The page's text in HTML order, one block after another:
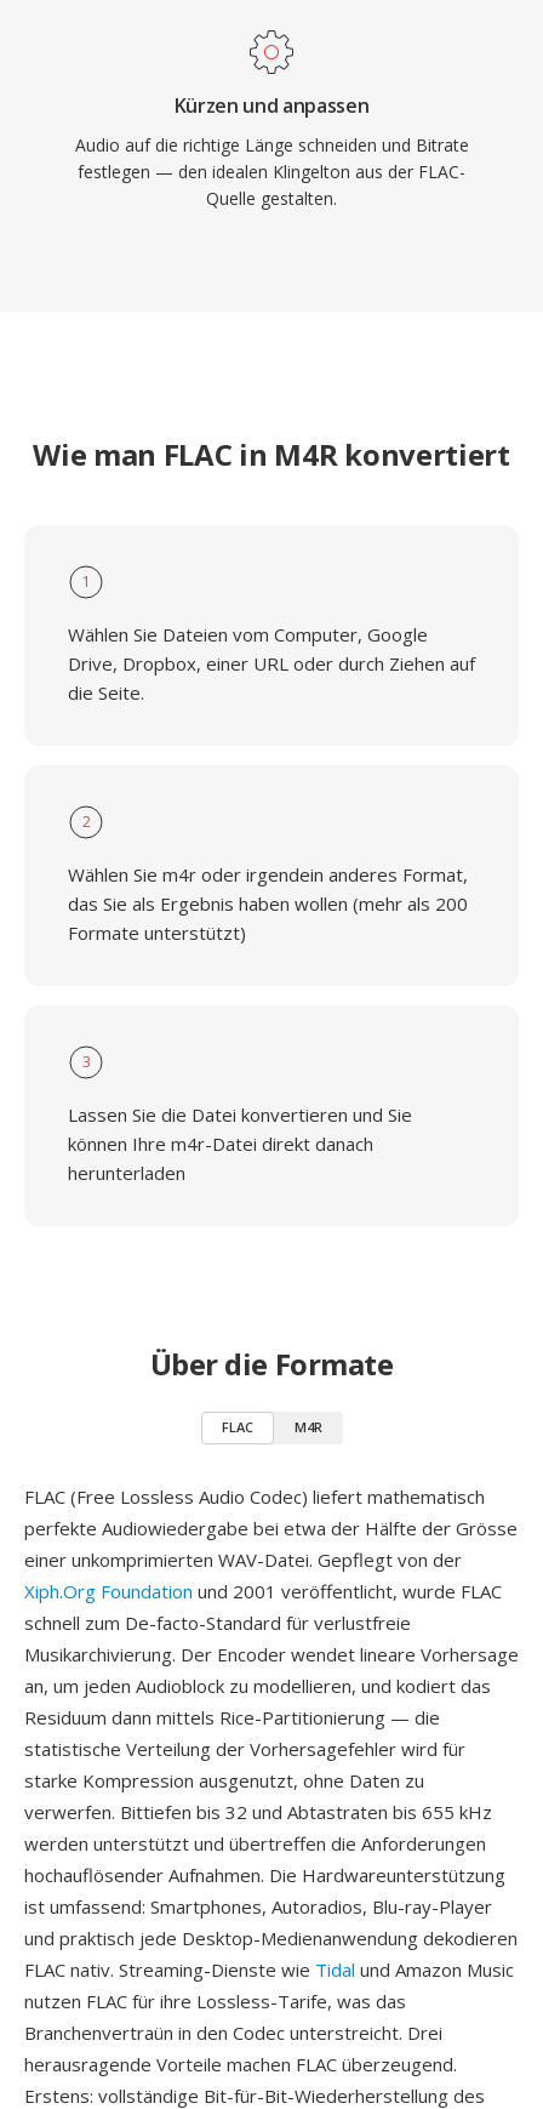
Kürzen und anpassen
Audio auf die richtige Länge schneiden und Bitrate
festlegen — den idealen Klingelton aus der FLAC-
Quelle gestalten.
Wie man FLAC in M4R konvertiert
1
Wählen Sie Dateien vom Computer, Google
Drive, Dropbox, einer URL oder durch Ziehen auf
die Seite.
2
Wählen Sie m4r oder irgendein anderes Format,
das Sie als Ergebnis haben wollen (mehr als 200
Formate unterstützt)
3
Lassen Sie die Datei konvertieren und Sie
können Ihre m4r-Datei direkt danach
herunterladen
Über die Formate
FLAC M4R
FLAC (Free Lossless Audio Codec) liefert mathematisch
perfekte Audiowiedergabe bei etwa der Hälfte der Grösse
einer unkomprimierten WAV-Datei. Gepflegt von der
Xiph.Org Foundation und 2001 veröffentlicht, wurde FLAC
schnell zum De-facto-Standard für verlustfreie
Musikarchivierung. Der Encoder wendet lineare Vorhersage
an, um jeden Audioblock zu modellieren, und kodiert das
Residuum dann mittels Rice-Partitionierung — die
statistische Verteilung der Vorhersagefehler wird für
starke Kompression ausgenutzt, ohne Daten zu
verwerfen. Bittiefen bis 32 und Abtastraten bis 655 kHz
werden unterstützt und übertreffen die Anforderungen
hochauflösender Aufnahmen. Die Hardwareunterstützung
ist umfassend: Smartphones, Autoradios, Blu-ray-Player
und praktisch jede Desktop-Medienanwendung dekodieren
FLAC nativ. Streaming-Dienste wie Tidal und Amazon Music
nutzen FLAC für ihre Lossless-Tarife, was das
Branchenvertraün in den Codec unterstreicht. Drei
herausragende Vorteile machen FLAC überzeugend.
Erstens: vollständige Bit-für-Bit-Wiederherstellung des